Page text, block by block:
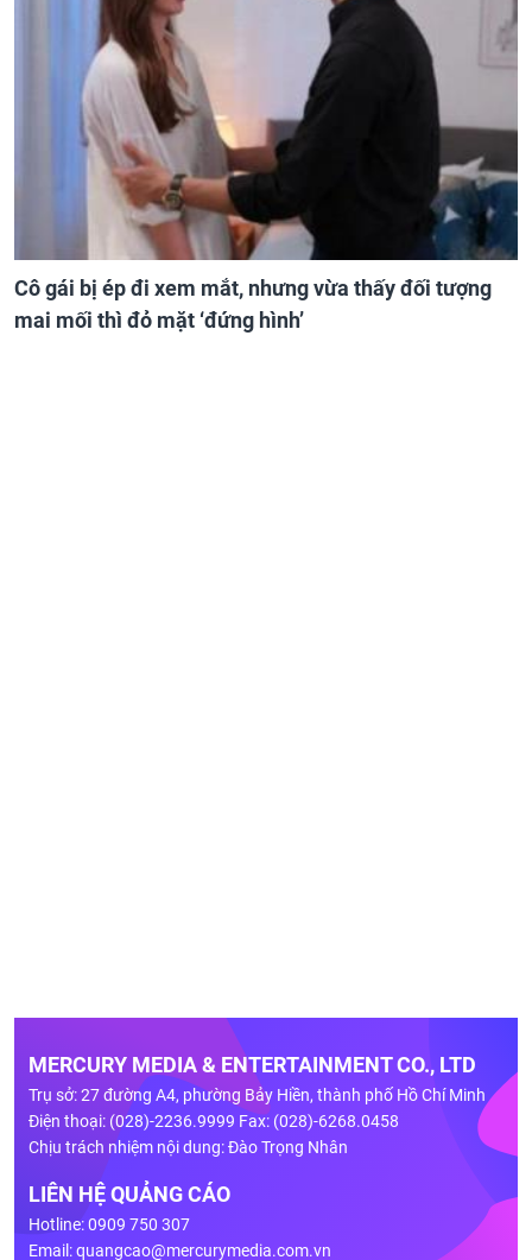
Cô gái bị ép đi xem mắt, nhưng vừa thấy đối tượng
mai mối thì đỏ mặt ‘đứng hình’
MERCURY MEDIA & ENTERTAINMENT CO., LTD
Trụ sở: 27 đường A4, phường Bảy Hiền, thành phố Hồ Chí Minh
Điện thoại: (028)-2236.9999 Fax: (028)-6268.0458
Chịu trách nhiệm nội dung: Đào Trọng Nhân
LIÊN HỆ QUẢNG CÁO
Hotline: 0909 750 307
Email:quangcao@mercurymedia.com.vn